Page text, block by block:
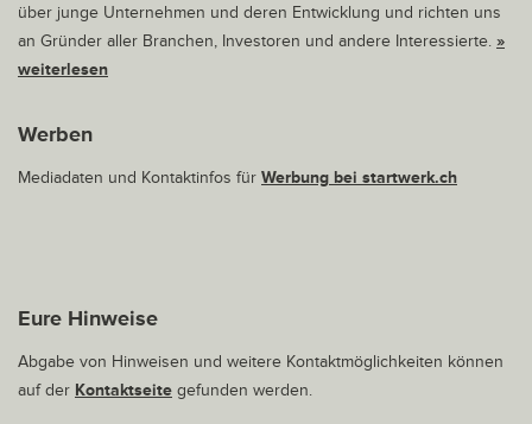
über junge Unternehmen und deren Entwicklung und richten uns
an Gründer aller Branchen, Investoren und andere Interessierte. »
weiterlesen
Werben
Mediadaten und Kontaktinfos für Werbung bei startwerk.ch
Eure Hinweise
Abgabe von Hinweisen und weitere Kontaktmöglichkeiten können
auf der Kontaktseite gefunden werden.